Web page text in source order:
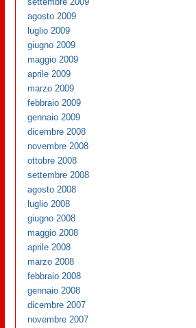
agosto 2009
luglio 2009
giugno 2009
maggio 2009
aprile 2009
marzo 2009
febbraio 2009
gennaio 2009
dicembre 2008
novembre 2008
ottobre 2008
settembre 2008
agosto 2008
luglio 2008
giugno 2008
maggio 2008
aprile 2008
marzo 2008
febbraio 2008
gennaio 2008
dicembre 2007
novembre 2007